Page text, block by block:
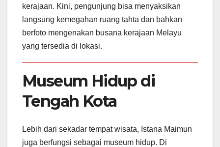
kerajaan. Kini, pengunjung bisa menyaksikan
langsung kemegahan ruang tahta dan bahkan
berfoto mengenakan busana kerajaan Melayu
yang tersedia di lokasi.
Museum Hidup di
Tengah Kota
Lebih dari sekadar tempat wisata, Istana Maimun
juga berfungsi sebagai museum hidup. Di